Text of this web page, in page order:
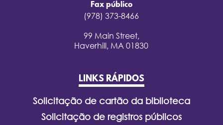
Fax público
(978) 373-8466
99 Main Street,
Haverhill, MA 01830
LINKS RÁPIDOS
Solicitação de cartão da biblioteca
Solicitação de registros públicos